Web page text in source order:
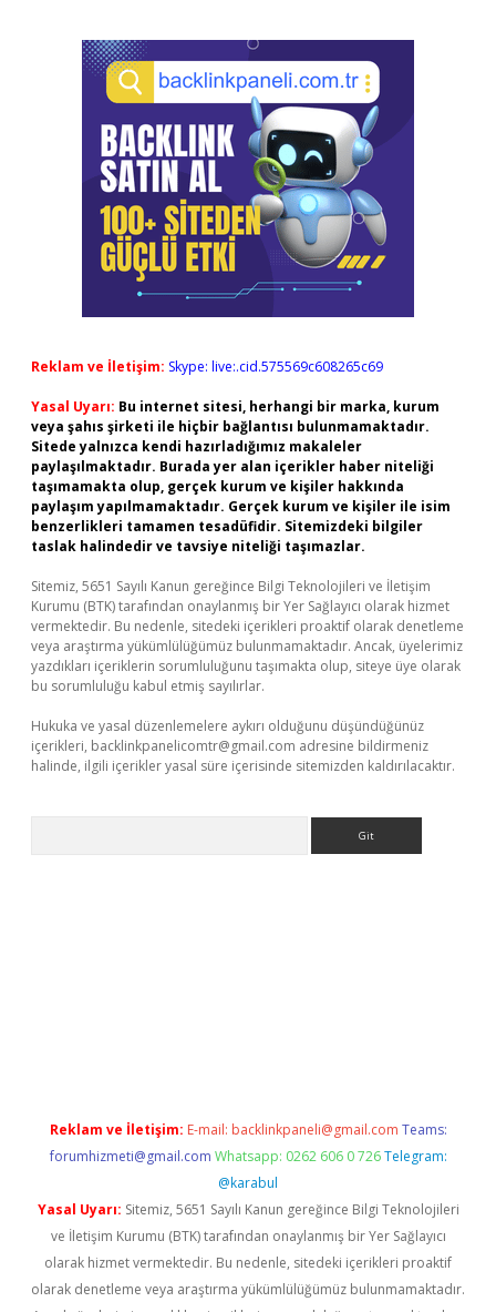
Reklam ve İletişim: Skype: live:.cid.575569c608265c69
Yasal Uyarı: Bu internet sitesi, herhangi bir marka, kurum
veya şahıs şirketi ile hiçbir bağlantısı bulunmamaktadır.
Sitede yalnızca kendi hazırladığımız makaleler
paylaşılmaktadır. Burada yer alan içerikler haber niteliği
taşımamakta olup, gerçek kurum ve kişiler hakkında
paylaşım yapılmamaktadır. Gerçek kurum ve kişiler ile isim
benzerlikleri tamamen tesadüfidir. Sitemizdeki bilgiler
taslak halindedir ve tavsiye niteliği taşımazlar.
Sitemiz, 5651 Sayılı Kanun gereğince Bilgi Teknolojileri ve İletişim
Kurumu (BTK) tarafından onaylanmış bir Yer Sağlayıcı olarak hizmet
vermektedir. Bu nedenle, sitedeki içerikleri proaktif olarak denetleme
veya araştırma yükümlülüğümüz bulunmamaktadır. Ancak, üyelerimiz
yazdıkları içeriklerin sorumluluğunu taşımakta olup, siteye üye olarak
bu sorumluluğu kabul etmiş sayılırlar.
Hukuka ve yasal düzenlemelere aykırı olduğunu düşündüğünüz
içerikleri, backlinkpanelicomtr@gmail.com adresine bildirmeniz
halinde, ilgili içerikler yasal süre içerisinde sitemizden kaldırılacaktır.
Reklam ve İletişim: E-mail: backlinkpaneli@gmail.com Teams:
forumhizmeti@gmail.com Whatsapp: 0262 606 0 726 Telegram:
@karabul
Yasal Uyarı: Sitemiz, 5651 Sayılı Kanun gereğince Bilgi Teknolojileri
ve İletişim Kurumu (BTK) tarafından onaylanmış bir Yer Sağlayıcı
olarak hizmet vermektedir. Bu nedenle, sitedeki içerikleri proaktif
olarak denetleme veya araştırma yükümlülüğümüz bulunmamaktadır.